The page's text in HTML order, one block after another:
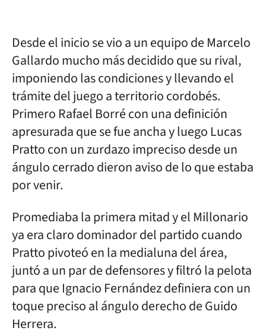
Desde el inicio se vio a un equipo de Marcelo
Gallardo mucho más decidido que su rival,
imponiendo las condiciones y llevando el
trámite del juego a territorio cordobés.
Primero Rafael Borré con una definición
apresurada que se fue ancha y luego Lucas
Pratto con un zurdazo impreciso desde un
ángulo cerrado dieron aviso de lo que estaba
por venir.
Promediaba la primera mitad y el Millonario
ya era claro dominador del partido cuando
Pratto pivoteó en la medialuna del área,
juntó a un par de defensores y filtró la pelota
para que Ignacio Fernández definiera con un
toque preciso al ángulo derecho de Guido
Herrera.